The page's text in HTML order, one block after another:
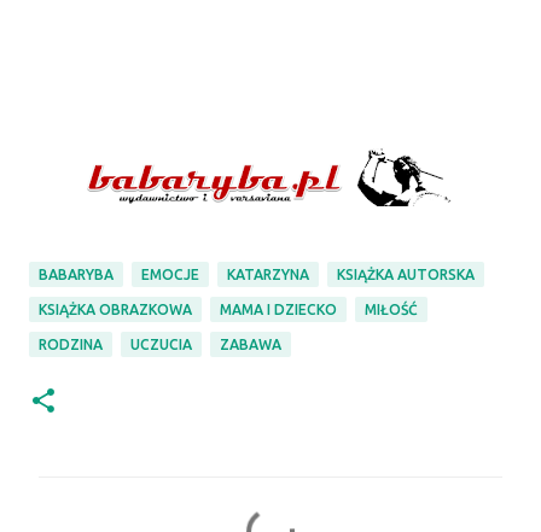
BABARYBA EMOCJE KATARZYNA KSIĄŻKA AUTORSKA
KSIĄŻKA OBRAZKOWA MAMA I DZIECKO MIŁOŚĆ
RODZINA UCZUCIA ZABAWA